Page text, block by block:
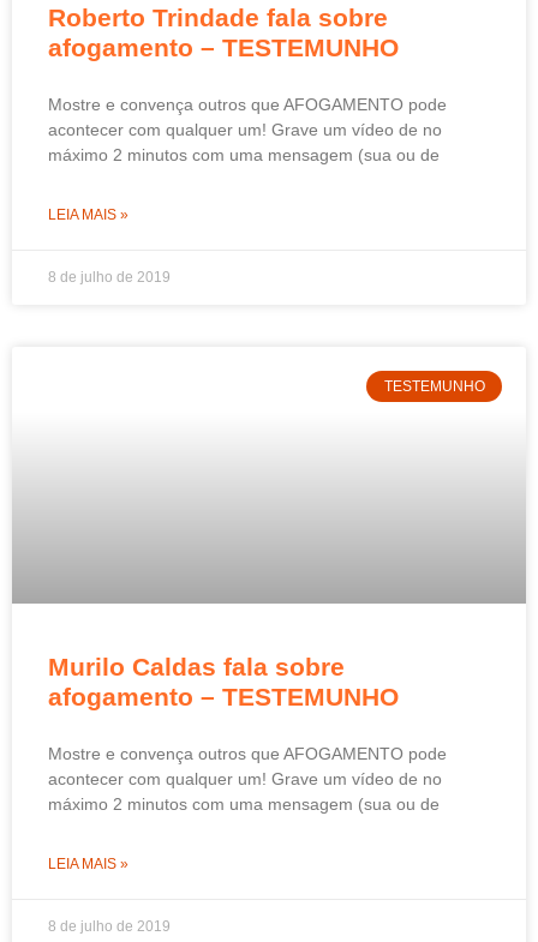
Roberto Trindade fala sobre
afogamento – TESTEMUNHO
Mostre e convença outros que AFOGAMENTO pode
acontecer com qualquer um! Grave um vídeo de no
máximo 2 minutos com uma mensagem (sua ou de
LEIA MAIS »
8 de julho de 2019
TESTEMUNHO
Murilo Caldas fala sobre
afogamento – TESTEMUNHO
Mostre e convença outros que AFOGAMENTO pode
acontecer com qualquer um! Grave um vídeo de no
máximo 2 minutos com uma mensagem (sua ou de
LEIA MAIS »
8 de julho de 2019